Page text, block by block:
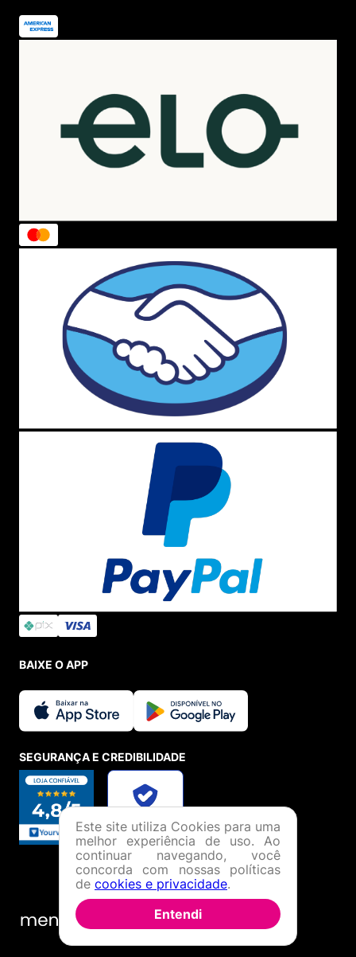
BAIXE O APP
SEGURANÇA E CREDIBILIDADE
Este site utiliza Cookies para uma
melhor experiência de uso. Ao
continuar navegando, você
concorda com nossas políticas
de cookies e privacidade.
Entendi